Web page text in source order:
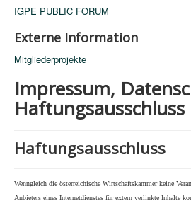
IGPE PUBLIC FORUM
Externe Information
Mitgliederprojekte
Impressum,
Haftungsausschluss
Haftungsausschluss
Wenngleich die österreichische Wirtschaftskammer keine
Anbieters eines Internetdienstes für extern verlinkte Inhalte